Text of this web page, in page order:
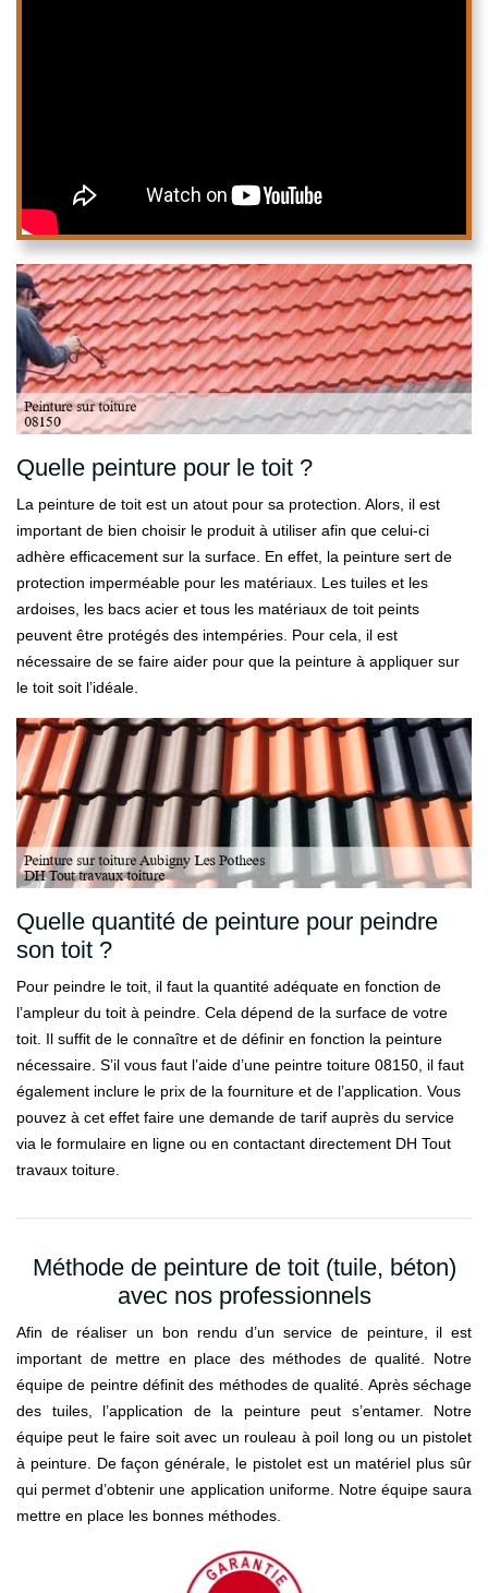
Quelle peinture pour le toit ?
La peinture de toit est un atout pour sa protection. Alors, il est
important de bien choisir le produit à utiliser afin que celui-ci
adhère efficacement sur la surface. En effet, la peinture sert de
protection imperméable pour les matériaux. Les tuiles et les
ardoises, les bacs acier et tous les matériaux de toit peints
peuvent être protégés des intempéries. Pour cela, il est
nécessaire de se faire aider pour que la peinture à appliquer sur
le toit soit l’idéale.
Quelle quantité de peinture pour peindre
son toit ?
Pour peindre le toit, il faut la quantité adéquate en fonction de
l’ampleur du toit à peindre. Cela dépend de la surface de votre
toit. Il suffit de le connaître et de définir en fonction la peinture
nécessaire. S’il vous faut l’aide d’une peintre toiture 08150, il faut
également inclure le prix de la fourniture et de l’application. Vous
pouvez à cet effet faire une demande de tarif auprès du service
via le formulaire en ligne ou en contactant directement DH Tout
travaux toiture.
Méthode de peinture de toit (tuile, béton)
avec nos professionnels
Afin de réaliser un bon rendu d’un service de peinture, il est
important de mettre en place des méthodes de qualité. Notre
équipe de peintre définit des méthodes de qualité. Après séchage
des tuiles, l’application de la peinture peut s’entamer. Notre
équipe peut le faire soit avec un rouleau à poil long ou un pistolet
à peinture. De façon générale, le pistolet est un matériel plus sûr
qui permet d’obtenir une application uniforme. Notre équipe saura
mettre en place les bonnes méthodes.